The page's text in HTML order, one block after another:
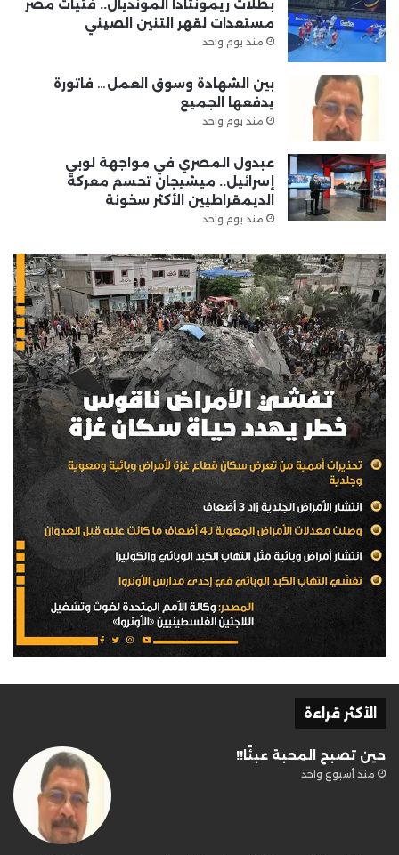
بطلات ريمونتادا المونديال.. فتيات مصر
مستعدات لقهر التنين الصيني
منذ يوم واحد
بين الشهادة وسوق العمل… فاتورة
يدفعها الجميع
منذ يوم واحد
عبدول المصري في مواجهة لوبي
إسرائيل.. ميشيجان تحسم معركة
الديمقراطيين الأكثر سخونة
منذ يوم واحد
الأكثر قراءة
حين تصبح المحبة عبئًا!!
منذ أسبوع واحد